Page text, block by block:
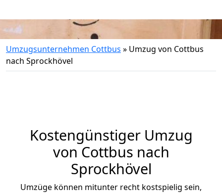
Umzugsunternehmen Cottbus » Umzug von Cottbus
nach Sprockhövel
Kostengünstiger Umzug
von Cottbus nach
Sprockhövel
Umzüge können mitunter recht kostspielig sein,